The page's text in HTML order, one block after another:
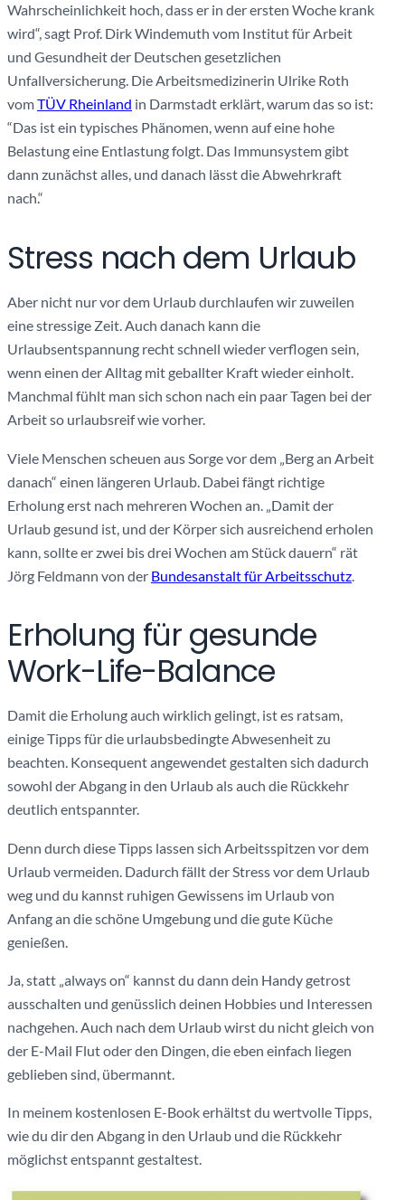
Wahrscheinlichkeit hoch, dass er in der ersten Woche krank
wird“, sagt Prof. Dirk Windemuth vom Institut für Arbeit
und Gesundheit der Deutschen gesetzlichen
Unfallversicherung. Die Arbeitsmedizinerin Ulrike Roth
vomTÜV Rheinland in Darmstadt erklärt, warum das so ist:
“Das ist ein typisches Phänomen, wenn auf eine hohe
Belastung eine Entlastung folgt. Das Immunsystem gibt
dann zunächst alles, und danach lässt die Abwehrkraft
nach.“
Stress nach dem Urlaub
Aber nicht nur vor dem Urlaub durchlaufen wir zuweilen
eine stressige Zeit. Auch danach kann die
Urlaubsentspannung recht schnell wieder verflogen sein,
wenn einen der Alltag mit geballter Kraft wieder einholt.
Manchmal fühlt man sich schon nach ein paar Tagen bei der
Arbeit so urlaubsreif wie vorher.
Viele Menschen scheuen aus Sorge vor dem „Berg an Arbeit
danach“ einen längeren Urlaub. Dabei fängt richtige
Erholung erst nach mehreren Wochen an. „Damit der
Urlaub gesund ist, und der Körper sich ausreichend erholen
kann, sollte er zwei bis drei Wochen am Stück dauern“ rät
Jörg Feldmann von der Bundesanstalt für Arbeitsschutz
Erholung für gesunde
Work-Life-Balance
Damit die Erholung auch wirklich gelingt, ist es ratsam,
einige Tipps für die urlaubsbedingte Abwesenheit zu
beachten. Konsequent angewendet gestalten sich dadurch
sowohl der Abgang in den Urlaub als auch die Rückkehr
deutlich entspannter.
Denn durch diese Tipps lassen sich Arbeitsspitzen vor dem
Urlaub vermeiden. Dadurch fällt der Stress vor dem Urlaub
weg und du kannst ruhigen Gewissens im Urlaub von
Anfang an die schöne Umgebung und die gute Küche
genießen.
Ja, statt „always on“ kannst du dann dein Handy getrost
ausschalten und genüsslich deinen Hobbies und Interessen
nachgehen. Auch nach dem Urlaub wirst du nicht gleich von
der E-Mail Flut oder den Dingen, die eben einfach liegen
geblieben sind, übermannt.
In meinem kostenlosen E-Book erhältst du wertvolle Tipps,
wie du dir den Abgang in den Urlaub und die Rückkehr
möglichst entspannt gestaltest.